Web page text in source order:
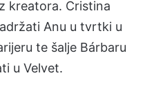
kreatora. Cristina
Anu u tvrtki u
te šalje Bárbaru
u Velvet.